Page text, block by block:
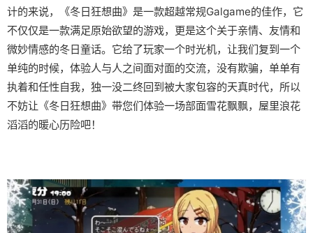
计的来说，《冬日狂想曲》是一款​​超越常规Galgame的佳作​​，它
不仅仅是一款满足原始欲望的游戏，更是这个关于亲情、友情和
微妙情感的冬日童话。它给了玩家一个时光机，让我们复到一个
单纯的时候，体验人与人之间面对面的交流，没有欺骗，单单有
执着和任性自我，独一没二终回到被大家包容的天真时代，所以
不妨让《冬日狂想曲》带您们体验一场​​部面雪花飘飘，屋里浪花
滔滔​​的暖心历险吧！